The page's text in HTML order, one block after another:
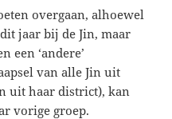
overgaan, alhoewel
jaar bij de Jin, maar
een ‘andere’
van alle Jin uit
uit haar district), kan
vorige groep.